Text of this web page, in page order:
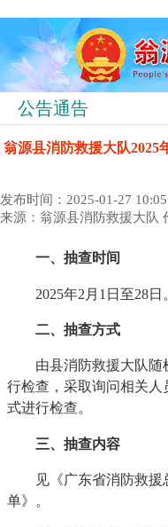
公告通告
翁源县消防救援大队2025
发布时间：2025-01-27
来源：翁源县消防救援大队
一、抽查时间
2025年2月1日至28日。
二、抽查方式
由县消防救援大队随
行检查，采取询问相关
式进行检查。
三、抽查内容
见《广东省消防救援
单》。